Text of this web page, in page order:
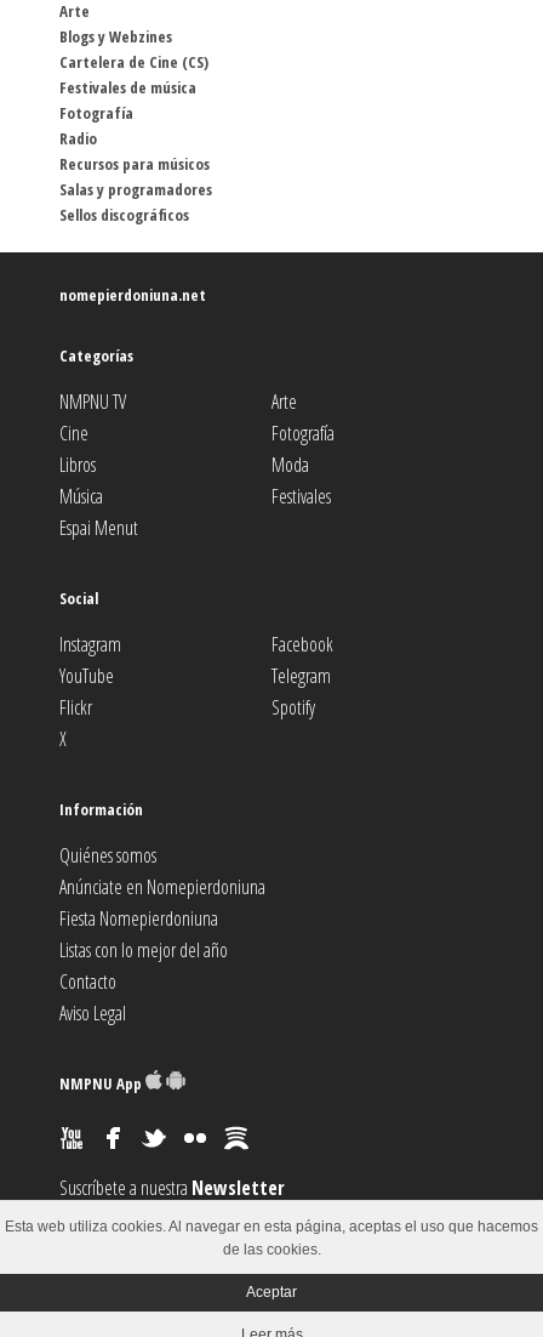
Arte
Blogs y Webzines
Cartelera de Cine (CS)
Festivales de música
Fotografía
Radio
Recursos para músicos
Salas y programadores
Sellos discográficos
nomepierdoniuna.net
Categorías
NMPNU TV
Arte
Cine
Fotografía
Libros
Moda
Música
Festivales
Espai Menut
Social
Instagram
Facebook
YouTube
Telegram
Flickr
Spotify
X
Información
Quiénes somos
Anúnciate en Nomepierdoniuna
Fiesta Nomepierdoniuna
Listas con lo mejor del año
Contacto
Aviso Legal
NMPNU App
Suscríbete a nuestra Newsletter
Suscríbete al canalRSS
© 2002-2018
Esta web utiliza cookies. Al navegar en esta página, aceptas el uso que hacemos
de las cookies.
Aceptar